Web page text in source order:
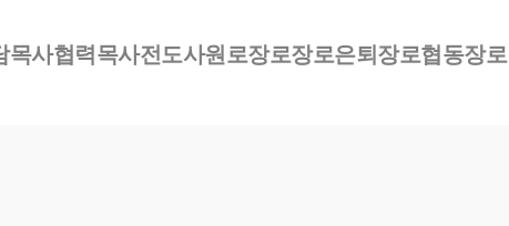
목사협력목사전도사원로장로장로은퇴장로협동장로